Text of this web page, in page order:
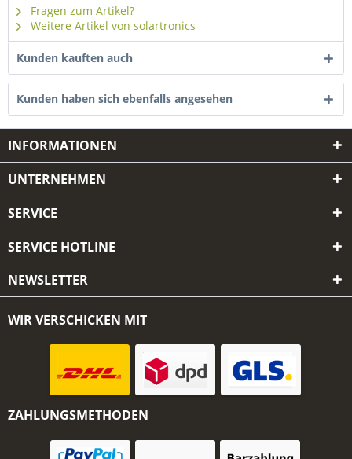
Fragen zum Artikel?
Weitere Artikel von solartronics
Kunden kauften auch
Kunden haben sich ebenfalls angesehen
INFORMATIONEN
UNTERNEHMEN
SERVICE
SERVICE HOTLINE
NEWSLETTER
WIR VERSCHICKEN MIT
ZAHLUNGSMETHODEN